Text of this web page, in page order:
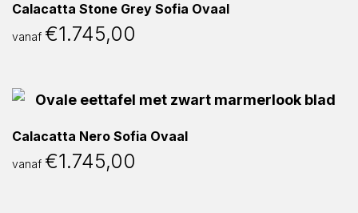
Calacatta Stone Grey Sofia Ovaal
vanaf €1.745,00
Calacatta Nero Sofia Ovaal
vanaf €1.745,00